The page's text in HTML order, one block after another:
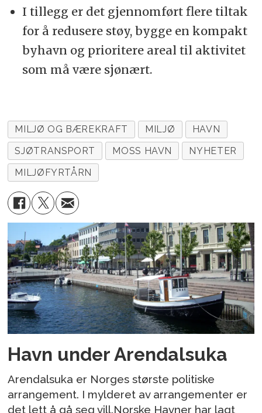
I tillegg er det gjennomført flere tiltak
for å redusere støy, bygge en kompakt
byhavn og prioritere areal til aktivitet
som må være sjønært.
MILJØ OG BÆREKRAFT MILJØ
HAVN
SJØTRANSPORT
MOSS HAVN
NYHETER
MILJØFYRTÅRN
Havn under Arendalsuka
Arendalsuka er Norges største politiske
arrangement. I mylderet av arrangementer er
det lett å gå seg vill.Norske Havner har lagt